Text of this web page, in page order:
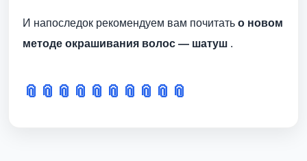
И напоследок рекомендуем вам почитать о новом
методе окрашивания волос — шатуш .
📎 📎 📎 📎 📎 📎 📎 📎 📎 📎